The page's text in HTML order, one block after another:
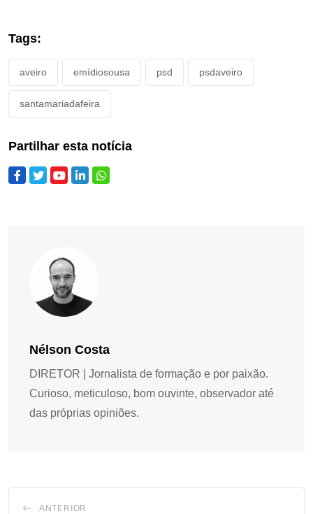
Tags:
aveiro emídiosousa psd psdaveiro
santamariadafeira
Partilhar esta notícia
Nélson Costa
DIRETOR | Jornalista de formação e por paixão.
Curioso, meticuloso, bom ouvinte, observador até
das próprias opiniões.
ANTERIOR